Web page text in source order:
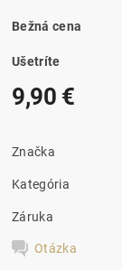
Bežná cena
Ušetríte
9,90 €
Značka
Kategória
Záruka
Otázka